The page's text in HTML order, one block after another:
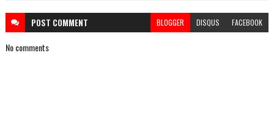
POST COMMENT BLOGGER DISQUS FACEBOOK
No comments